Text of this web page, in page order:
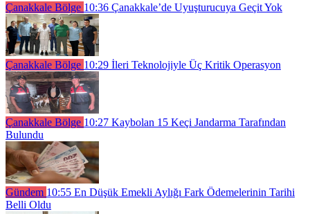
Çanakkale Bölge 10:36 Çanakkale’de Uyuşturucuya Geçit Yok
Çanakkale Bölge 10:29 İleri Teknolojiyle Üç Kritik Operasyon
Çanakkale Bölge 10:27 Kaybolan 15 Keçi Jandarma Tarafından
Bulundu
Gündem 10:55 En Düşük Emekli Aylığı Fark Ödemelerinin Tarihi
Belli Oldu